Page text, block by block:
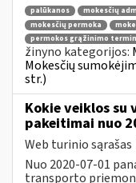
palūkanos mokesčių
mokesčių permoka
permokos grąžinimo
žinyno kategorijos:
Mokesčių
str.)
Kokie veiklos su
pakeitimai nuo
Web turinio sąrašas
Nuo 2020-07-01
transporto